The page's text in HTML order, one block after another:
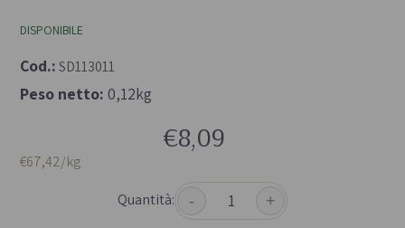
DISPONIBILE
Cod.: SD113011
Peso netto: 0,12kg
€8,09
€67,42/kg
Quantità:
- +